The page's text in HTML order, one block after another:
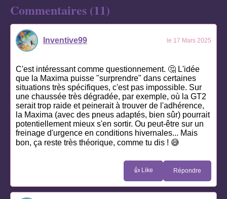
Commentaires (11)
Inventive99 le 17 Mars 2025
C'est intéressant comme questionnement. 🤔 L'idée
que la Maxima puisse "surprendre" dans certaines
situations très spécifiques, c'est pas impossible. Sur
une chaussée très dégradée, par exemple, où la GT2
serait trop raide et peinerait à trouver de l'adhérence,
la Maxima (avec des pneus adaptés, bien sûr) pourrait
potentiellement mieux s'en sortir. Ou peut-être sur un
freinage d'urgence en conditions hivernales... Mais
bon, ça reste très théorique, comme tu dis ! 😅
👍 Like Répondre